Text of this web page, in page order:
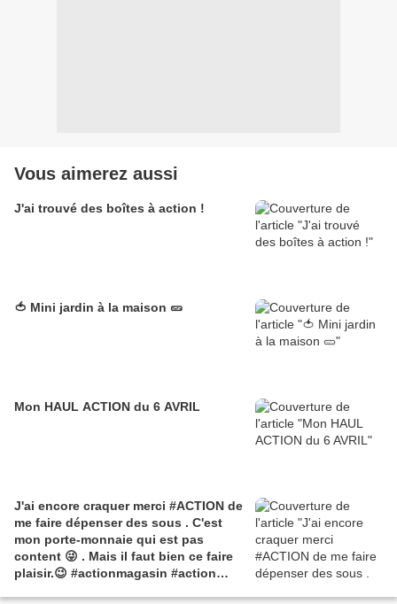
Vous aimerez aussi
J'ai trouvé des boîtes à action !
🍅 Mini jardin à la maison 🥒
Mon HAUL ACTION du 6 AVRIL
J'ai encore craquer merci #ACTION de
me faire dépenser des sous . C'est
mon porte-monnaie qui est pas
content 😜 . Mais il faut bien ce faire
plaisir.😉 #actionmagasin #action